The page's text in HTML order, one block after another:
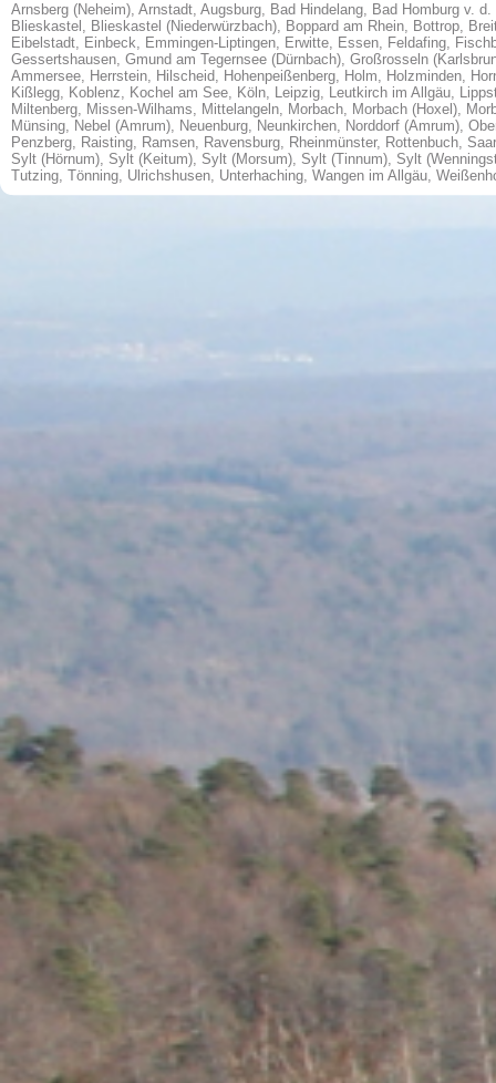
Arnsberg (Neheim), Arnstadt, Augsburg, Bad Hindelang, Bad Homburg v. d.
Blieskastel , Blieskastel (Niederwürzbach), Boppard am Rhein, Bottrop,
Eibelstadt, Einbeck, Emmingen-Liptingen, Erwitte, Essen, Feldafing,
Gessertshausen, Gmund am Tegernsee (Dürnbach), Großrosseln
Ammersee, Herrstein, Hilscheid, Hohenpeißenberg, Holm, Holzminden,
Kißlegg, Koblenz, Kochel am See, Köln, Leipzig, Leutkirch im Allgäu,
Miltenberg, Missen-Wilhams, Mittelangeln, Morbach, Morbach (Hoxel),
Münsing, Nebel (Amrum), Neuenburg, Neunkirchen, Norddorf (Amrum),
Penzberg, Raisting, Ramsen, Ravensburg, Rheinmünster, Rottenbuch,
Sylt (Hörnum), Sylt (Keitum), Sylt (Morsum), Sylt (Tinnum), Sylt
Tutzing, Tönning, Ulrichshusen, Unterhaching, Wangen im Allgäu,